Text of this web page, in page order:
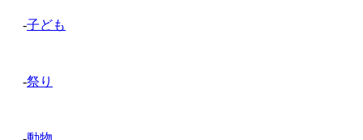
-子ども
-祭り